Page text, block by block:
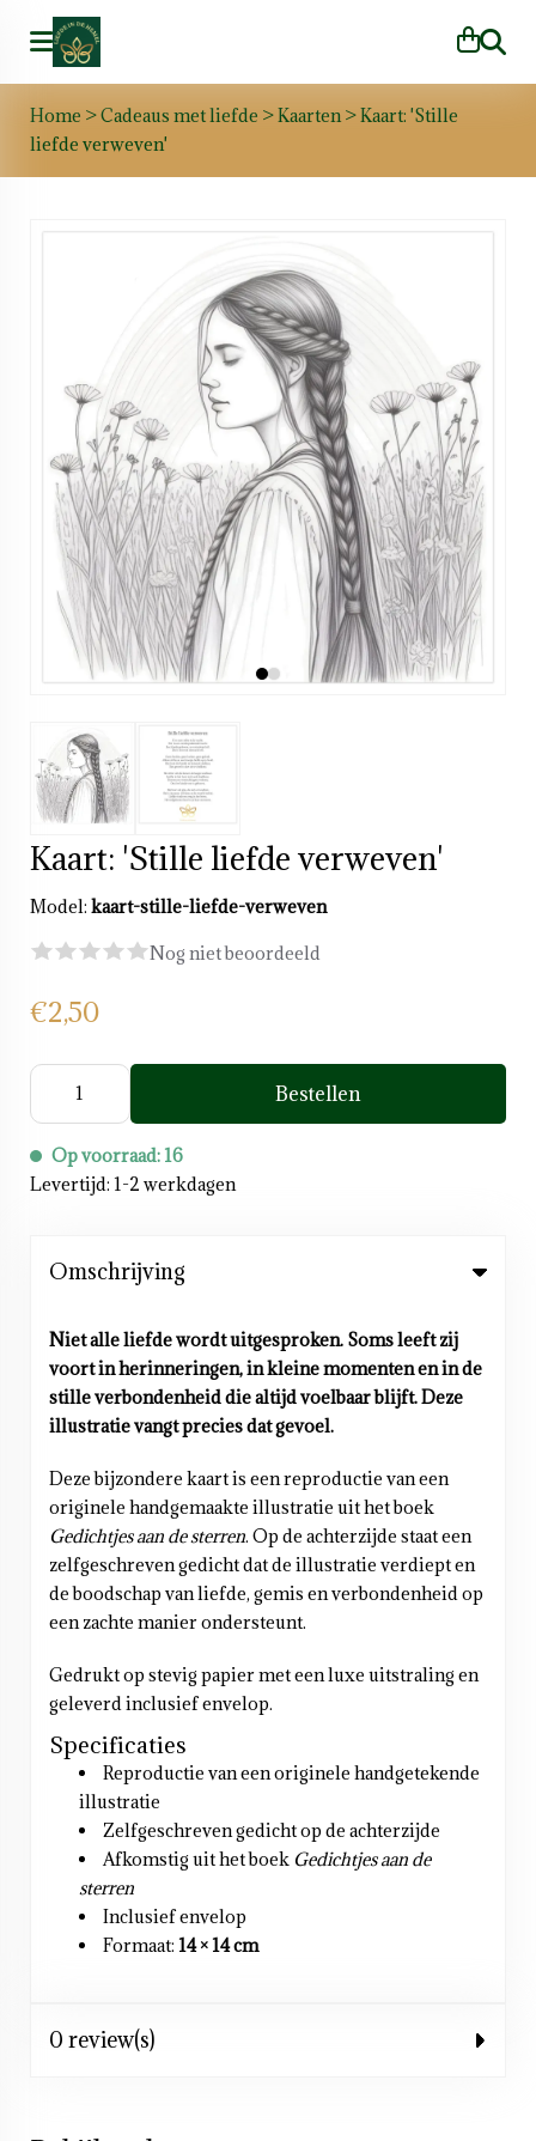
Home >Cadeaus met liefde >Kaarten>Kaart: 'Stille
liefde verweven'
Kaart: 'Stille liefde verweven'
Model: kaart-stille-liefde-verweven
Nog niet beoordeeld
€2,50
Bestellen
Op voorraad: 16
Levertijd: 1-2 werkdagen
Omschrijving
Niet alle liefde wordt uitgesproken. Soms leeft zij
voort in herinneringen, in kleine momenten en in de
stille verbondenheid die altijd voelbaar blijft. Deze
illustratie vangt precies dat gevoel.
Deze bijzondere kaart is een reproductie van een
originele handgemaakte illustratie uit het boek
Gedichtjes aan de sterren. Op de achterzijde staat een
zelfgeschreven gedicht dat de illustratie verdiept en
de boodschap van liefde, gemis en verbondenheid op
een zachte manier ondersteunt.
Gedrukt op stevig papier met een luxe uitstraling en
geleverd inclusief envelop.
Specificaties
Reproductie van een originele handgetekende
illustratie
Zelfgeschreven gedicht op de achterzijde
Afkomstig uit het boek Gedichtjes aan de
sterren
Inclusief envelop
Formaat: 14 × 14 cm
0 review(s)